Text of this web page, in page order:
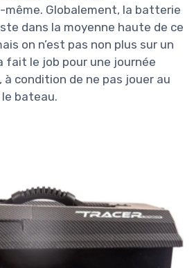
Globalement, la batterie
dans la moyenne haute de ce
on n’est pas non plus sur un
fait le job pour une journée
à condition de ne pas jouer au
bateau.